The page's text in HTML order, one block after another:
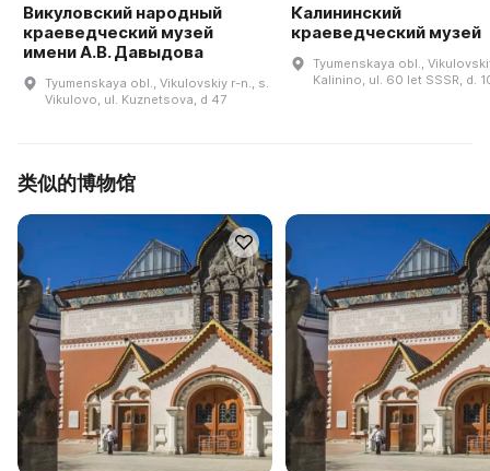
Викуловский народный
краеведческий музей
имени А.В. Давыдова
Tyumenskaya obl., Vikulovskiy r-n., s.
Vikulovo, ul. Kuznetsova, d 47
Калининский
краеведческий музей
Tyumenskaya obl.,
Kalinino, ul. 60 let SSSR, d.
类似的博物馆